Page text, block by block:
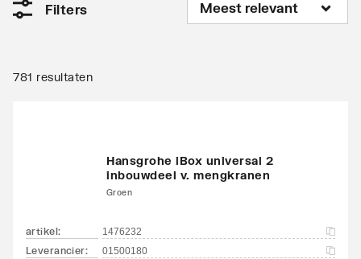
Filters
781 resultaten
Hansgrohe iBox universal 2
inbouwdeel v. mengkranen
Groen
artikel: 1476232
Leverancier: 01500180